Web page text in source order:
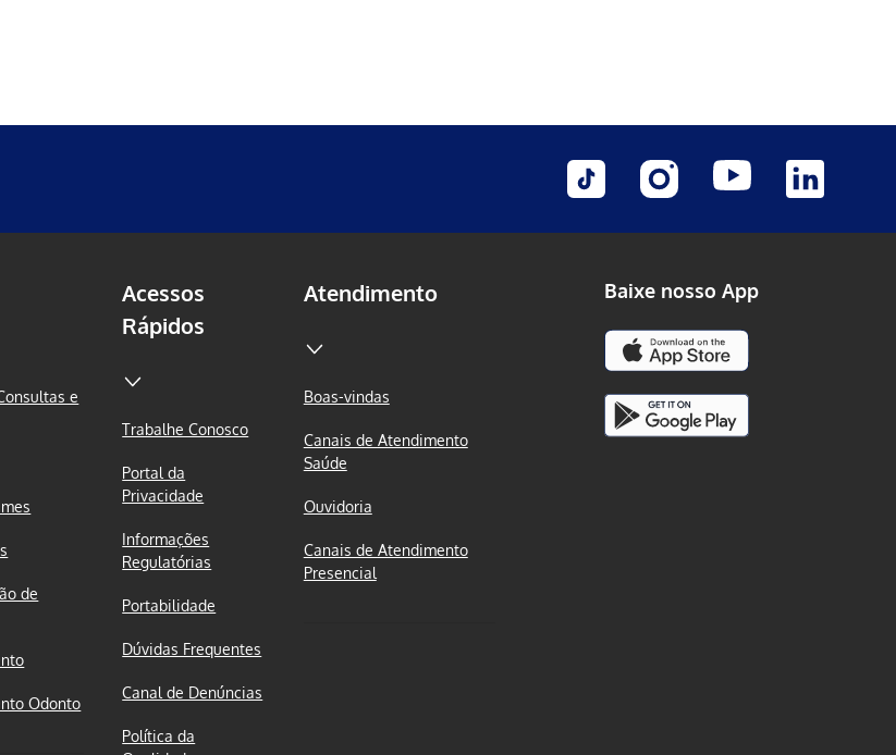
e
de
Odonto
Acessos
Rápidos
Trabalhe Conosco
Portal da
Privacidade
Informações
Regulatórias
Portabilidade
Dúvidas Frequentes
Canal de Denúncias
Política da
Atendimento
Boas-vindas
Canais de Atendimento
Saúde
Ouvidoria
Canais de Atendimento
Presencial
Baixe nosso App